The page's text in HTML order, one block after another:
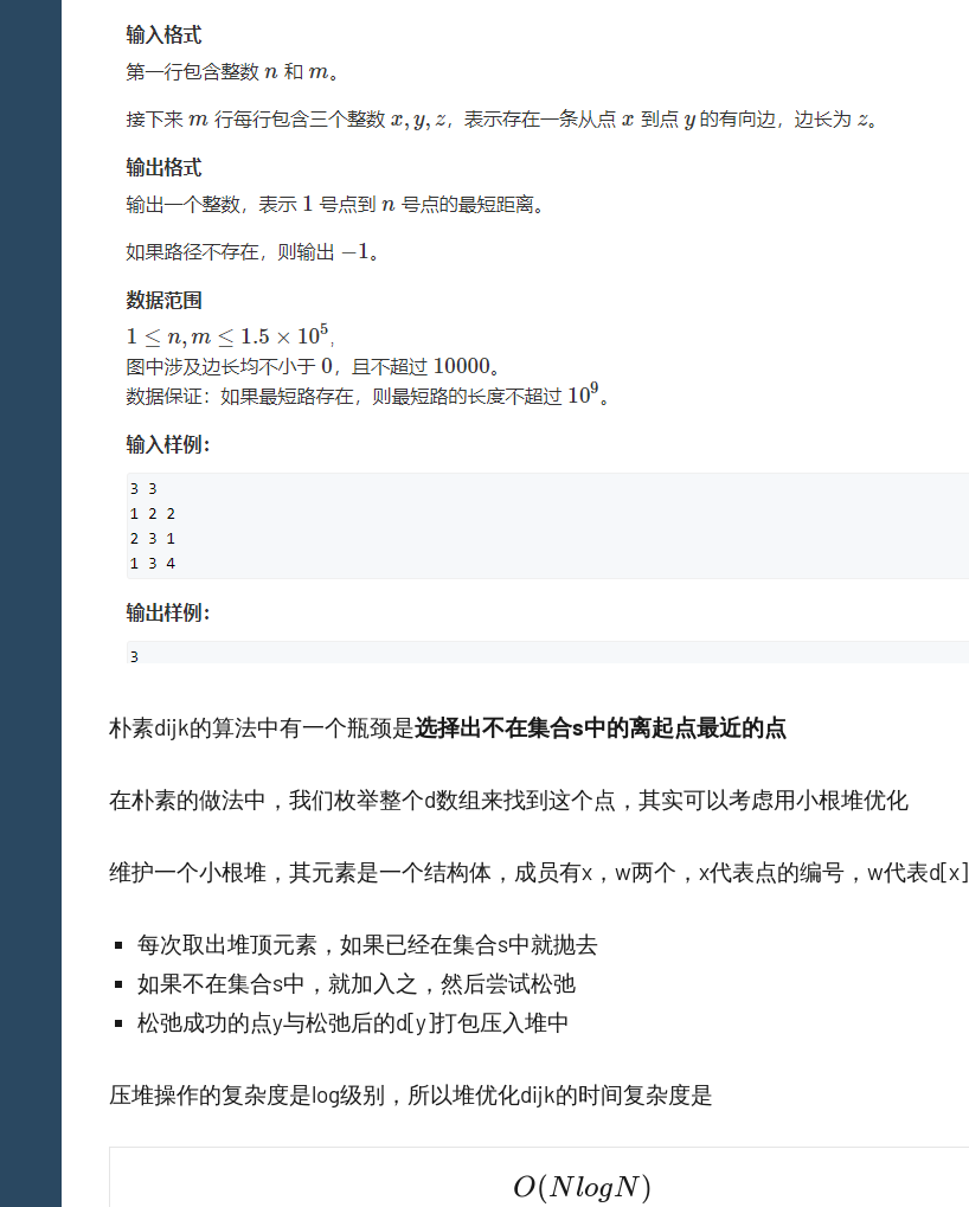
朴素dijk的算法中有一个瓶颈是选择出不在集合s中的离起点最近的点
在朴素的做法中，我们枚举整个d数组来找到这个点，其实可以考虑用小根堆优化
维护一个小根堆，其元素是一个结构体，成员有x，w两个，x代表点的编号，w代表d[x]
每次取出堆顶元素，如果已经在集合s中就抛去
如果不在集合s中，就加入之，然后尝试松弛
松弛成功的点y与松弛后的d[y]打包压入堆中
压堆操作的复杂度是log级别，所以堆优化dijk的时间复杂度是
O(NlogN)
O(N logN )